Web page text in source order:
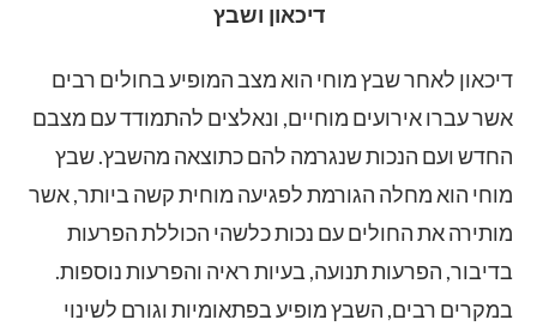
דיכאון ושבץ
דיכאון לאחר שבץ מוחי הוא מצב המופיע בחולים רבים
אשר עברו אירועים מוחיים, ונאלצים להתמודד עם מצבם
החדש ועם הנכות שנגרמה להם כתוצאה מהשבץ. שבץ
מוחי הוא מחלה הגורמת לפגיעה מוחית קשה ביותר, אשר
מותירה את החולים עם נכות כלשהי הכוללת הפרעות
בדיבור, הפרעות תנועה, בעיות ראיה והפרעות נוספות.
במקרים רבים, השבץ מופיע בפתאומיות וגורם לשינוי